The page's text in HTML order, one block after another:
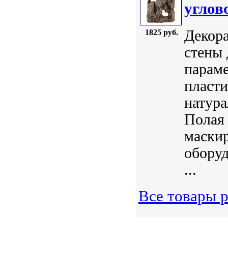
1825 руб.
стены
Полая
...
Все товары